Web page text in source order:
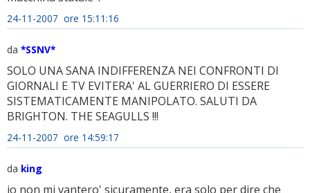
24-11-2007 ore 15:11:16
da *SSNV*
SOLO UNA SANA INDIFFERENZA NEI CONFRONTI DI
GIORNALI E TV EVITERA' AL GUERRIERO DI ESSERE
SISTEMATICAMENTE MANIPOLATO. SALUTI DA
BRIGHTON. THE SEAGULLS !!!
24-11-2007 ore 14:59:17
da king
io non mi vantero' sicuramente, era solo per dire che